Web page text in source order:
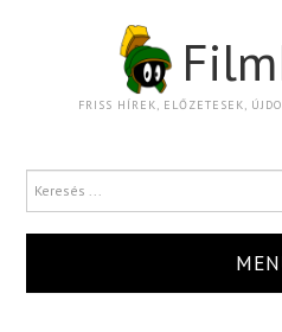
FRISS HÍREK, ELŐZETESEK,